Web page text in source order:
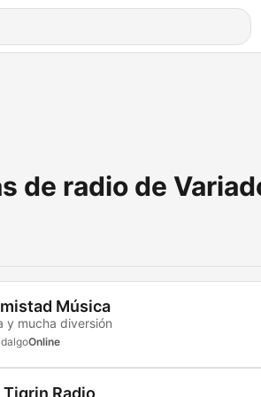
de radio de
Música
y mucha diversión
Online
Tigrin Radio